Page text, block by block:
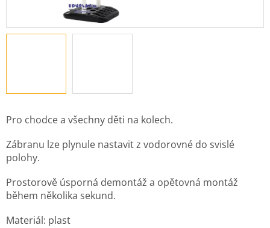
Pro chodce a všechny děti na kolech.
Zábranu lze plynule nastavit z vodorovné do svislé
polohy.
Prostorově úsporná demontáž a opětovná montáž
během několika sekund.
Materiál: plast